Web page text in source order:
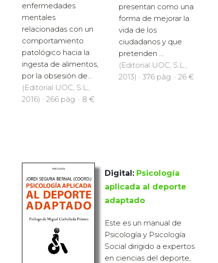
enfermedades
mentales
relacionadas con un
comportamiento
patológico hacia la
ingesta de alimentos,
por la obsesión de...
(Editorial UOC, S.L.,
2016) · 266 pàg. · 8 €
presentan como una
forma de mejorar la
vida de los
ciudadanos y que
pretenden ...
(Editorial UOC, S.L.,
2013) · 376 pàg. · 26 €
Digital: Psicología
aplicada al deporte
adaptado
Este es un manual de
Psicología y Psicología
Social dirigido a expertos
en ciencias del deporte,